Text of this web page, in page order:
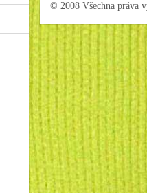
© 2008 Všechna práva